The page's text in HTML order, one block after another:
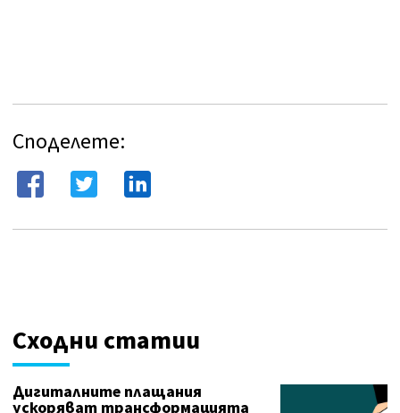
Споделете:
Сходни статии
Дигиталните плащания
ускоряват трансформацията